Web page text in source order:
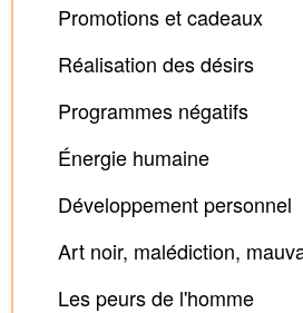
Promotions et cadeaux
Réalisation des désirs
Programmes négatifs
Énergie humaine
Développement personnel
Art noir, malédiction,
Les peurs de l'homme